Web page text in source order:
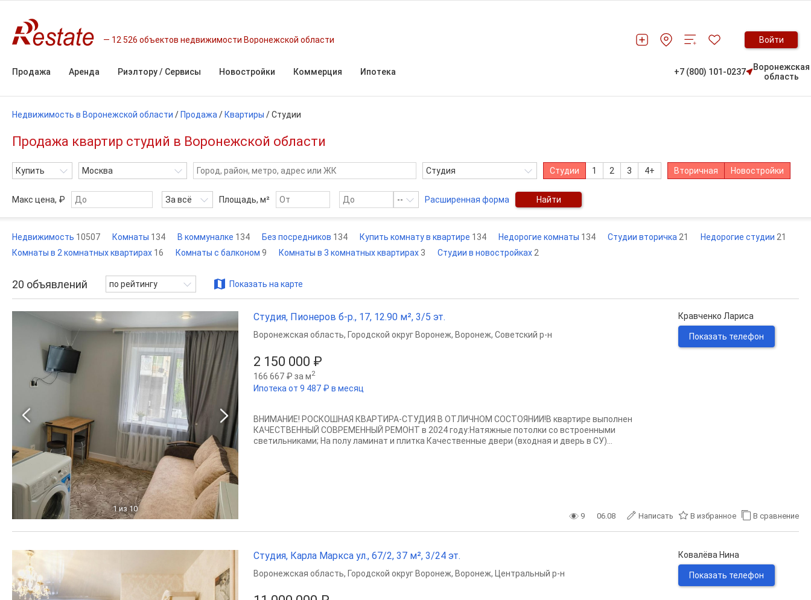
12 526 объектов недвижимости Воронежской области Войти
Продажа Аренда Риэлтору / Сервисы Новостройки Коммерция Ипотека +7 (800) 101-0237
Воронежская
область
Недвижимость в Воронежской области / Продажа / Квартиры /Студии
Продажа квартир студий в Воронежской области
Купить Москва Студия Студии 1 2 3 4+ Вторичная Новостройки
Макс цена, ₽ За всё Площадь, м² -- Расширенная форма Найти
Недвижимость 10507 Комнаты 134 В коммуналке 134 Без посредников 134 Купить комнату в квартире 134 Недорогие комнаты 134 Студии вторичка 21 Недорогие студии 21
Комнаты в 2 комнатных квартирах 16 Комнаты с балконом 9 Комнаты в 3 комнатных квартирах 3 Студии в новостройках 2
20 объявлений по рейтингу Показать на карте
1 из 10
Студия, Пионеров б-р., 17, 12.90 м², 3/5 эт.
2 150 000 ₽
166 667 ₽ за м2
Ипотека от 9 487 ₽ в месяц
Воронежская область, Городской округ Воронеж, Воронеж, Советский р-н
ВНИМАНИЕ! РОСКОШНАЯ КВАРТИРА-СТУДИЯ В ОТЛИЧНОМ СОСТОЯНИИ!В квартире выполнен
КАЧЕСТВЕННЫЙ СОВРЕМЕННЫЙ РЕМОНТ в 2024 году:Натяжные потолки со встроенными
светильниками; На полу ламинат и плитка Качественные двери (входная и дверь в СУ)...
Кравченко Лариса
Показать телефон
9 06.08 Написать В избранное В сравнение
Студия, Карла Маркса ул., 67/2, 37 м², 3/24 эт.
Воронежская область, Городской округ Воронеж, Воронеж, Центральный р-н
Ковалёва Нина
Показать телефон